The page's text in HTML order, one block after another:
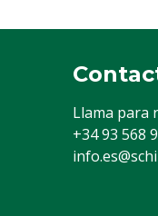
Llama para
+34 93 568